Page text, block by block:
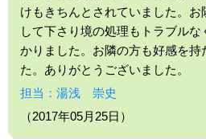
けもきちんとされていました。お
して下さり境の処理もトラブル
かりました。お隣の方も好感を持
た。ありがとうございました。
担当：湯浅 崇史
（2017年05月25日）